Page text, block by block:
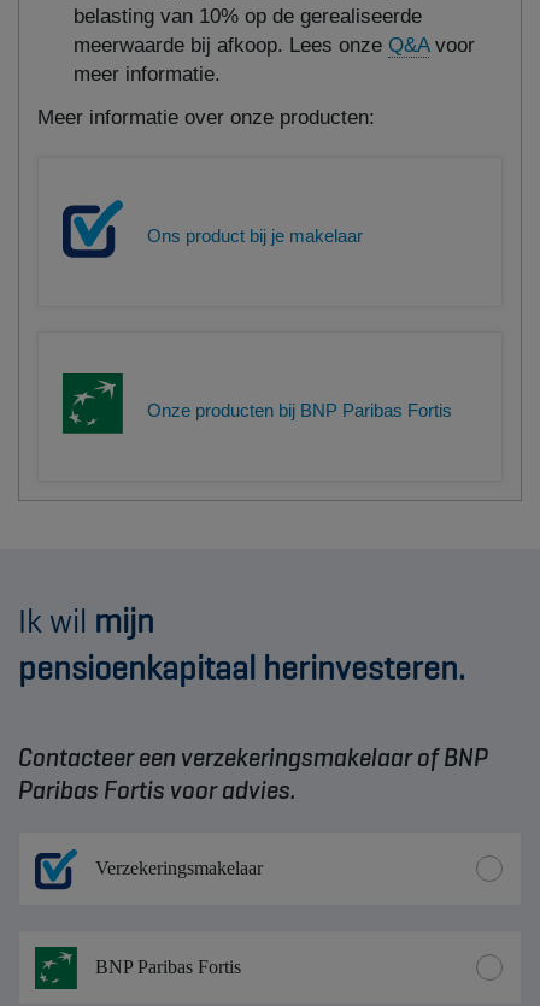
belasting van 10% op de gerealiseerde
meerwaarde bij afkoop. Lees onze Q&Avoor
meer informatie.
Meer informatie over onze producten:
Ons product bij je makelaar
Onze producten bij BNP Paribas Fortis
Ik wil mijn
pensioenkapitaal herinvesteren.